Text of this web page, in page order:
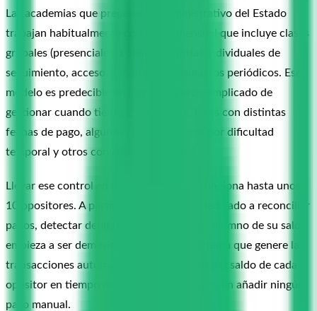
Las academias que preparan el Administrativo del Estado
trabajan habitualmente con cuota mensual que incluye clases
grupales (presenciales u online), tutorías individuales de
seguimiento, acceso al material y simulacros periódicos. Ese
modelo es predecible en ingresos, pero complicado de
gestionar cuando tienes 25 o 30 opositores con distintas
fechas de pago, algunos con descuentos por dificultad
temporal y otros con cuotas pendientes.
Llevar ese control en una hoja de Excel funciona hasta unos
10 opositores. A partir de 20, el tiempo dedicado a reconciliar
pagos, detectar deudas e informar a cada alumno de su saldo
empieza a ser demasiado costoso. Un sistema que genere las
transacciones automáticamente y muestre el saldo de cada
opositor en tiempo real elimina ese trabajo sin añadir ningún
paso manual.